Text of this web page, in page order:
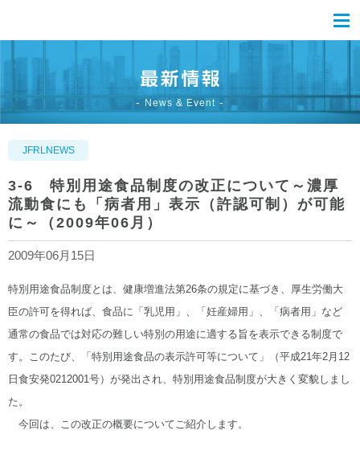
News & Event
JFRLNEWS
3-6 特別用途食品制度の改正について～濃厚
流動食にも「病者用」表示（許認可制）が可能
に～（2009年06月）
2009年06月15日
特別用途食品制度とは、健康増進法第26条の規定に基づき、厚生労働大
臣の許可を得れば、食品に「乳児用」、「妊産婦用」、「病者用」など
通常の食品では対応の難しい特別の用途に適する旨を表示できる制度で
す。このたび、「特別用途食品の表示許可等について」（平成21年2月12
日食安発0212001号）が発出され、特別用途食品制度が大きく変貌しまし
た。
今回は、この改正の概要についてご紹介します。